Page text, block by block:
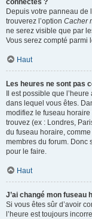
connectés ?
Depuis votre panneau de
trouverez l’option Cacher
ne serez visible que par
Vous serez compté parmi
Haut
Les heures ne sont pas
Il est possible que
dans lequel vous êtes.
modifiez le fuseau
trouvez (ex : Londres,
du fuseau horaire,
membres du forum. Donc
pour le faire.
Haut
J’ai changé mon fuseau
Si vous êtes sûr d’avoir
l’heure est toujours